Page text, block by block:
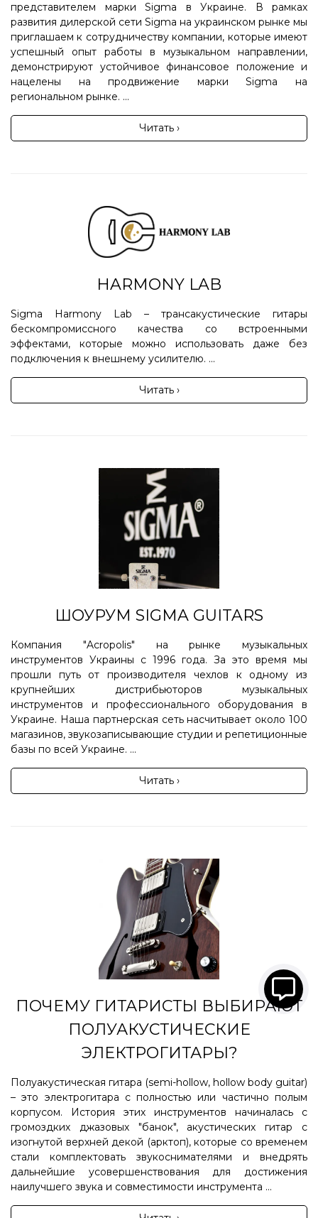
представителем марки Sigma в Украине. В рамках
развития дилерской сети Sigma на украинском рынке мы
приглашаем к сотрудничеству компании, которые имеют
успешный опыт работы в музыкальном направлении,
демонстрируют устойчивое финансовое положение и
нацелены на продвижение марки Sigma на
региональном рынке. ...
Читать ›
HARMONY LAB
Sigma Harmony Lab – трансакустические гитары
бескомпромиссного качества со встроенными
эффектами, которые можно использовать даже без
подключения к внешнему усилителю. ...
Читать ›
ШОУРУМ SIGMA GUITARS
Компания "Acropolis" на рынке музыкальных
инструментов Украины с 1996 года. За это время мы
прошли путь от производителя чехлов к одному из
крупнейших дистрибьюторов музыкальных
инструментов и профессионального оборудования в
Украине. Наша партнерская сеть насчитывает около 100
магазинов, звукозаписывающие студии и репетиционные
базы по всей Украине. ...
Читать ›
ПОЧЕМУ ГИТАРИСТЫ ВЫБИРАЮТ
ПОЛУАКУСТИЧЕСКИЕ
ЭЛЕКТРОГИТАРЫ?
Полуакустическая гитара (semi-hollow, hollow body guitar)
– это электрогитара с полностью или частично полым
корпусом. История этих инструментов начиналась с
громоздких джазовых "банок", акустических гитар с
изогнутой верхней декой (арктоп), которые со временем
стали комплектовать звукоснимателями и внедрять
дальнейшие усовершенствования для достижения
наилучшего звука и совместимости инструмента ...